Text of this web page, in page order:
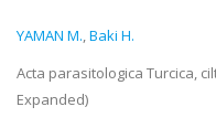
YAMAN M.,Baki H.
Acta parasitologica Turcica,
Expanded)